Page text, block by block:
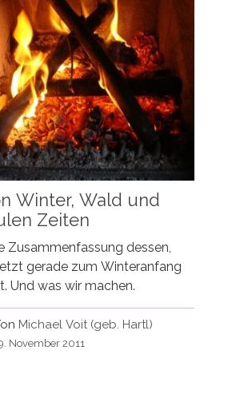
Winter, Wald und
Zeiten
Zusammenfassung dessen,
gerade zum Winteranfang
Und was wir machen.
Michael Voit (geb. Hartl)
November 2011